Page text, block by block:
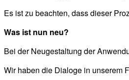
Es ist zu beachten, dass dieser
Was ist nun neu?
Bei der Neugestaltung der
Wir haben die Dialoge in unserem